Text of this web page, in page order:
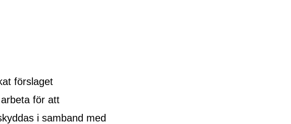
förslaget
för att
i samband med